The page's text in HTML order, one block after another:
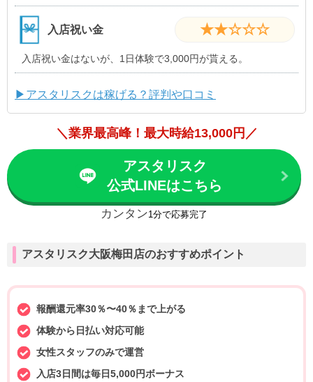
入店祝い金 ★★☆☆☆
入店祝い金はないが、1日体験で3,000円が貰える。
▶アスタリスクは稼げる？評判や口コミ
＼業界最高峰！最大時給13,000円／
アスタリスク
公式LINEはこちら
カンタン1分で応募完了
アスタリスク大阪梅田店のおすすめポイント
報酬還元率30％〜40％まで上がる
体験から日払い対応可能
女性スタッフのみで運営
入店3日間は毎日5,000円ボーナス